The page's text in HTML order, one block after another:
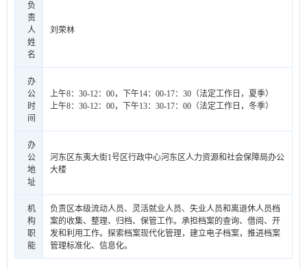
负
责
人
姓
名
刘荣林
办
公
时
间
上午8：30-12：00，下午14：00-17：30（法定工作日，夏季）
上午8：30-12：00，下午13：30-17：00（法定工作日，冬季）
办
公
地
址
河东区东夷大街1号区行政中心河东区人力资源和社会保障局办公
大楼
机
构
职
能
负责区本级流动人员、灵活就业人员、失业人员和离退休人员档
案的收集、整理、归档、保管工作。承担档案的查询、借阅、开
发和利用工作。探索档案现代化管理，建立电子档案，推进档案
管理标准化、信息化。